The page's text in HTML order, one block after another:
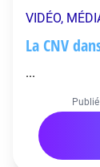
VIDÉO,
La CNV
...